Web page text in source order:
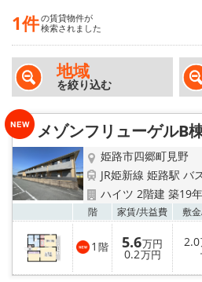
保証人不要物件
初期費用リーズナブル物件
路線·駅から探す
地域から探す
地図から探す
スタッフ
1件の賃貸物件が
検索されました
地域
を絞り込む
メゾンフリューゲルB
姫路市四郷町見野
JR姫新線 姫路駅 バ
ハイツ 2階建 築19年
階 家賃/共益費 敷
1 階 5.6万円
0.2万円
2.0